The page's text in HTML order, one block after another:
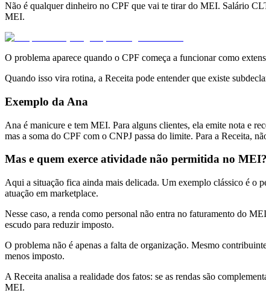
Não é qualquer dinheiro no CPF que vai te tirar do MEI. Salário
MEI.
O problema aparece quando o CPF começa a funcionar como
Quando isso vira rotina, a Receita pode entender que existe
Exemplo da Ana
Ana é manicure e tem MEI. Para alguns clientes, ela emite nota e
mas a soma do CPF com o CNPJ passa do limite. Para a Receita,
Mas e quem exerce atividade não permitida no MEI?
Aqui a situação fica ainda mais delicada. Um exemplo clássico é o
atuação em marketplace.
Nesse caso, a renda como personal não entra no faturamento do
escudo para reduzir imposto.
O problema não é apenas a falta de organização. Mesmo
menos imposto.
A Receita analisa a realidade dos fatos: se as rendas são
MEI.